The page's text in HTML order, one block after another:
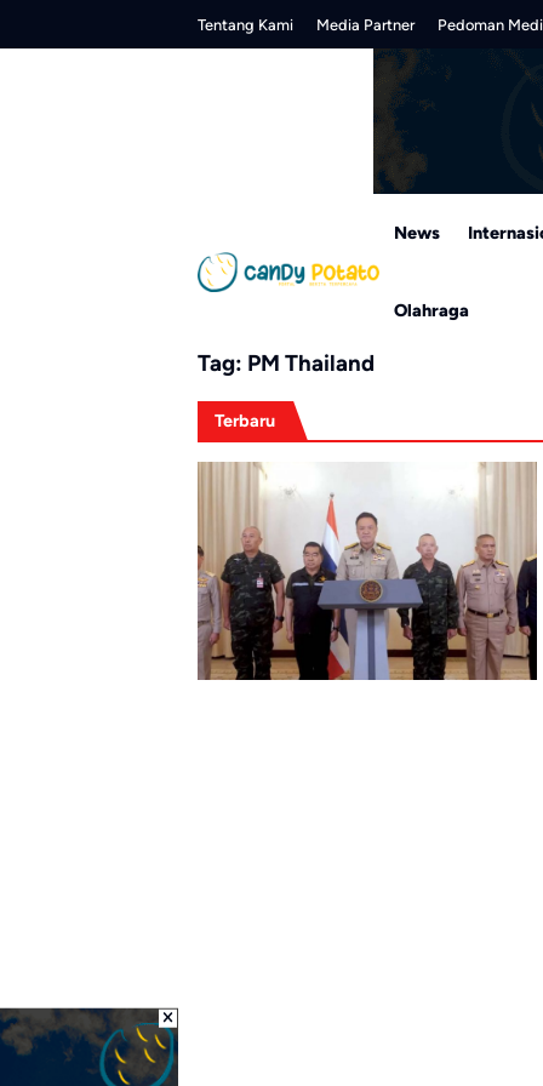
Tentang Kami Media Partner Pedoman
News
Olahraga
Tag: PM Thailand
Terbaru